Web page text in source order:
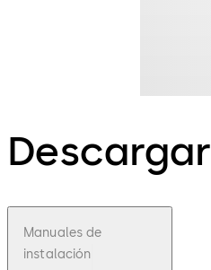
Descargar
Manuales de
instalación